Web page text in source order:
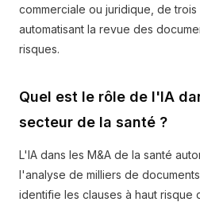
commerciale ou juridique, de
automatisant la revue des
risques.
Quel est le rôle de l'IA
secteur de la santé ?
L'IA dans les M&A de la santé
l'analyse de milliers de
identifie les clauses à haut risque